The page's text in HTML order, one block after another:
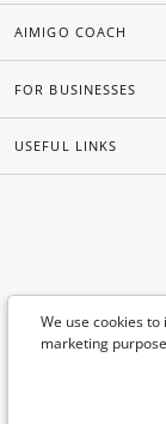
We use cookies
marketing
AIMIGO COACH
FOR BUSINESSES
USEFUL LINKS